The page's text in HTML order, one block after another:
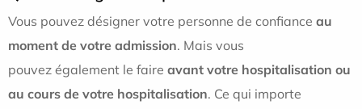
Vous pouvez désigner votre personne de confiance au
moment de votre admission. Mais vous
pouvez également le faire avant votre hospitalisation ou
au cours de votre hospitalisation. Ce qui importe